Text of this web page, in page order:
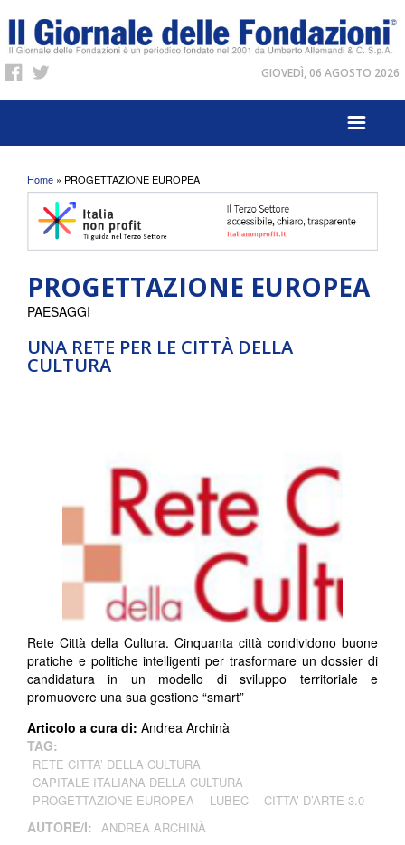
GIOVEDÌ, 06 AGOSTO 2026
Tu sei qui
Home » PROGETTAZIONE EUROPEA
PROGETTAZIONE EUROPEA
UNA RETE PER LE CITTÀ DELLA
CULTURA
PAESAGGI
Rete Città della Cultura. Cinquanta città condividono buone
pratiche e politiche intelligenti per trasformare un dossier di
candidatura in un modello di sviluppo territoriale e
promuovere una sua gestione “smart”
Articolo a cura di: Andrea Archinà
TAG:
RETE CITTA’ DELLA CULTURA
CAPITALE ITALIANA DELLA CULTURA
PROGETTAZIONE EUROPEA
LUBEC CITTA’ D’ARTE 3.0
AUTORE/I: ANDREA ARCHINÀ